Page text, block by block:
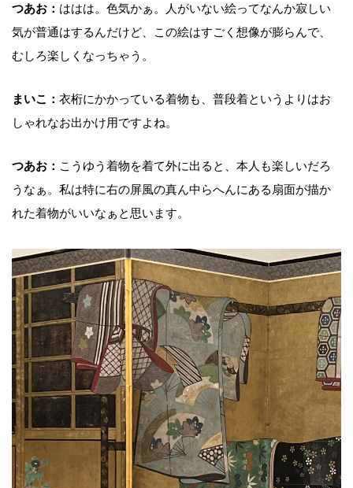
つあお： ははは。色気かぁ。人がいない絵ってなんか寂しい
気が普通はするんだけど、この絵はすごく想像が膨らんで、
むしろ楽しくなっちゃう。
まいこ： 衣桁にかかっている着物も、普段着というよりはお
しゃれなお出かけ用ですよね。
つあお： こうゆう着物を着て外に出ると、本人も楽しいだろ
うなぁ。私は特に右の屏風の真ん中らへんにある扇面が描か
れた着物がいいなぁと思います。